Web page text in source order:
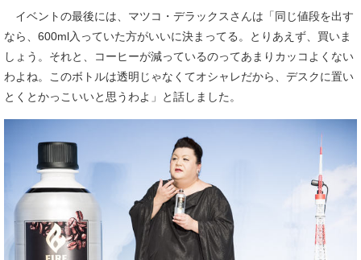
イベントの最後には、マツコ・デラックスさんは「同じ値段を出す
なら、600ml入っていた方がいいに決まってる。とりあえず、買いま
しょう。それと、コーヒーが減っているのってあまりカッコよくない
わよね。このボトルは透明じゃなくてオシャレだから、デスクに置い
とくとかっこいいと思うわよ」と話しました。